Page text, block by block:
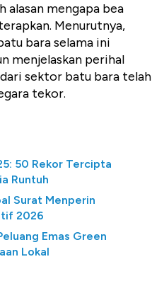
alasan mengapa bea
Menurutnya,
bara selama ini
menjelaskan perihal
sektor batu bara telah
tekor.
50 Rekor Tercipta
Runtuh
Surat Menperin
2026
Emas Green
Lokal